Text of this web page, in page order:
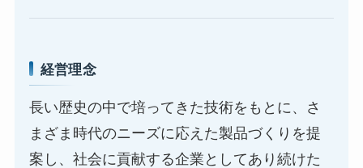
経営理念
長い歴史の中で培ってきた技術をもとに、さ
まざま時代のニーズに応えた製品づくりを提
案し、社会に貢献する企業としてあり続けた